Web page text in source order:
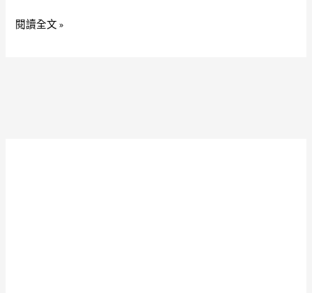
#
閱讀全文 »